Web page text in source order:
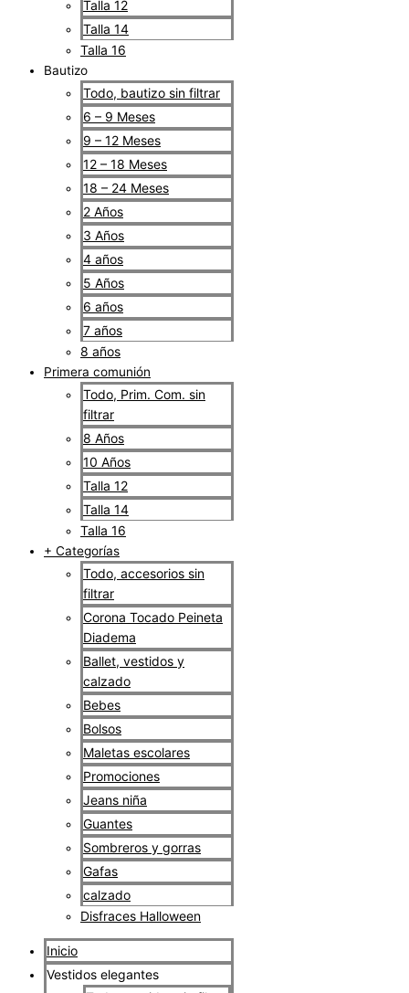
Talla 12
Talla 14
Talla 16
Bautizo
Todo, bautizo sin filtrar
6 – 9 Meses
9 – 12 Meses
12 – 18 Meses
18 – 24 Meses
2 Años
3 Años
4 años
5 Años
6 años
7 años
8 años
Primera comunión
Todo, Prim. Com. sin
filtrar
8 Años
10 Años
Talla 12
Talla 14
Talla 16
+ Categorías
Todo, accesorios sin
filtrar
Corona Tocado Peineta
Diadema
Ballet, vestidos y
calzado
Bebes
Bolsos
Maletas escolares
Promociones
Jeans niña
Guantes
Sombreros y gorras
Gafas
calzado
Disfraces Halloween
Inicio
Vestidos elegantes